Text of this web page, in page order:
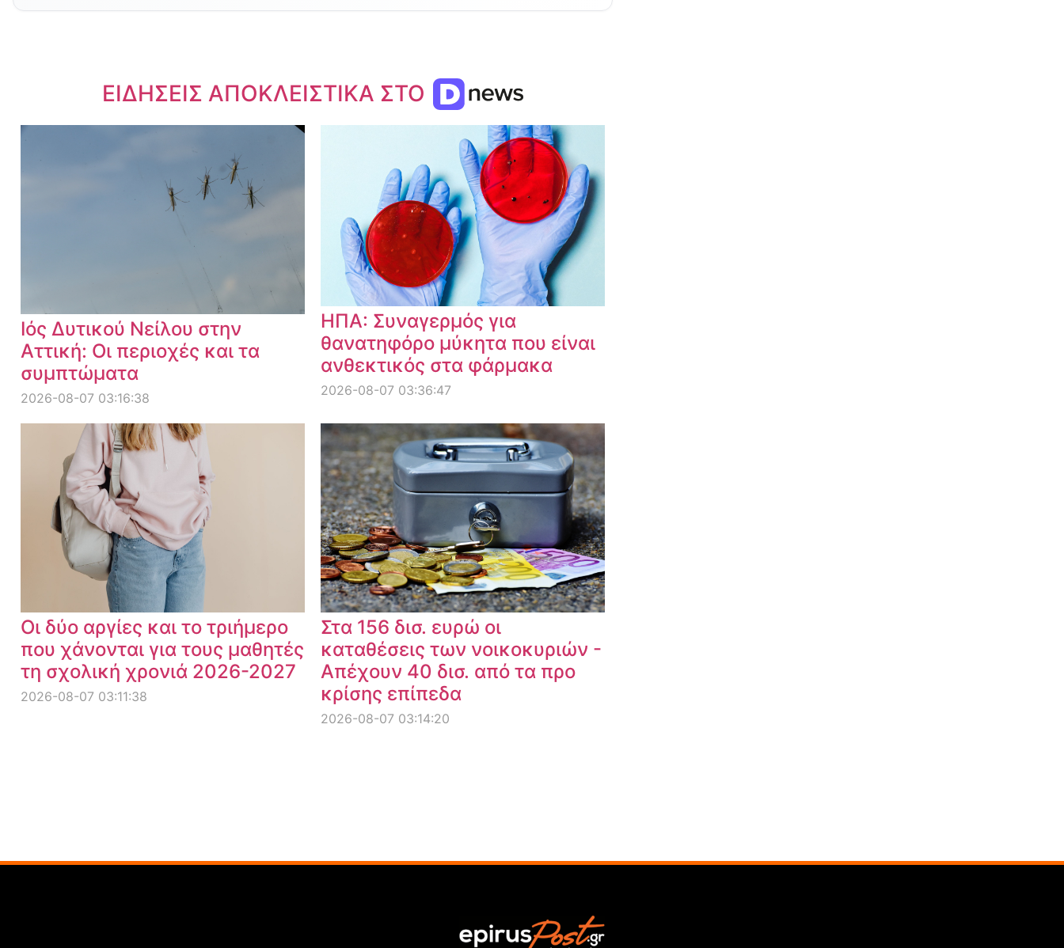
ΕΙΔΗΣΕΙΣ ΑΠΟΚΛΕΙΣΤΙΚΑ ΣΤΟ
Dnews.gr
Ιός Δυτικού Νείλου στην
Αττική: Οι περιοχές και τα
συμπτώματα
2026-08-07 03:16:38
ΗΠΑ: Συναγερμός για
θανατηφόρο μύκητα που είναι
ανθεκτικός στα φάρμακα
2026-08-07 03:36:47
Οι δύο αργίες και το τριήμερο
που χάνονται για τους μαθητές
τη σχολική χρονιά 2026-2027
2026-08-07 03:11:38
Στα 156 δισ. ευρώ οι
καταθέσεις των νοικοκυριών -
Απέχουν 40 δισ. από τα προ
κρίσης επίπεδα
2026-08-07 03:14:20